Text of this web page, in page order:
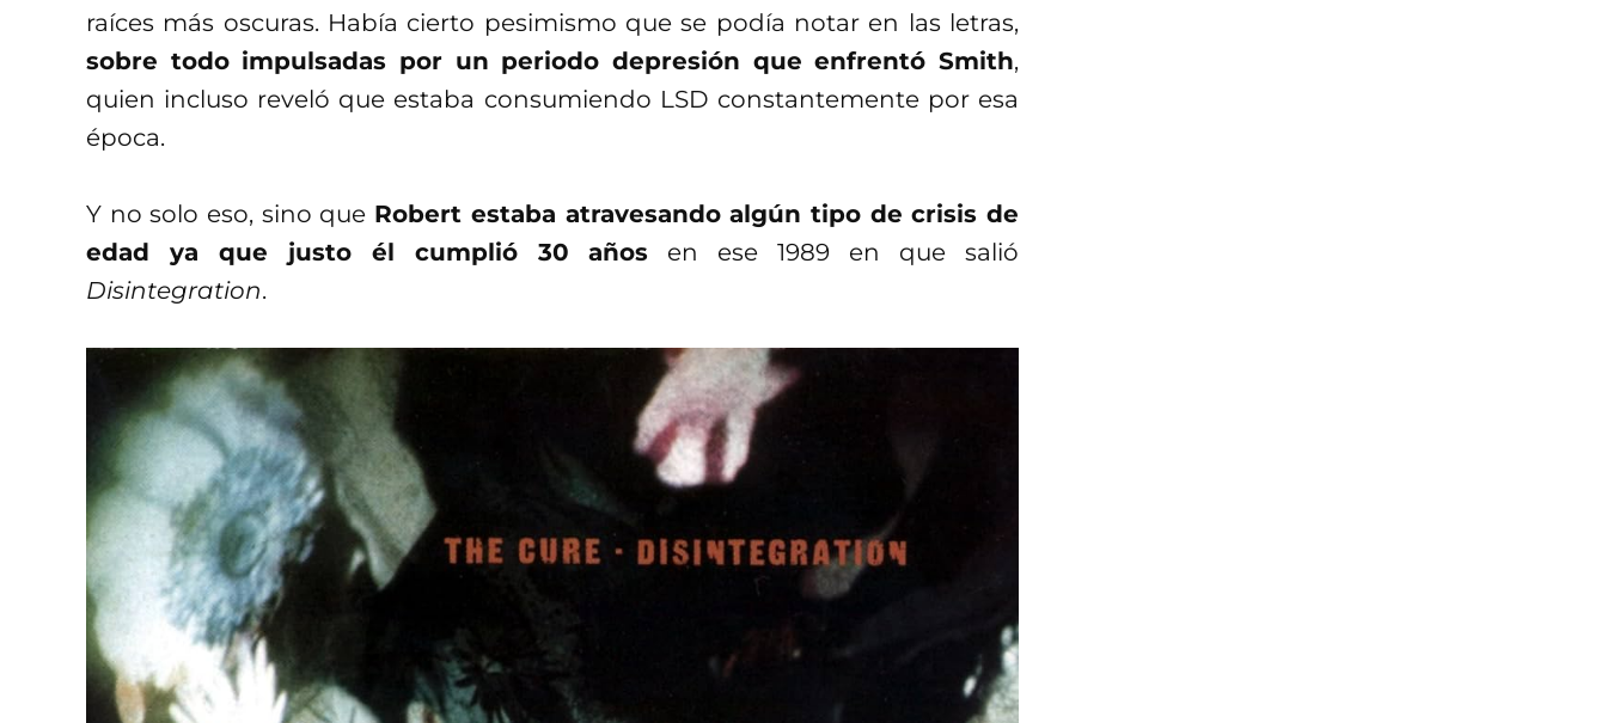
raíces más oscuras. Había cierto pesimismo que se podía notar en las letras,
sobre todo impulsadas por un periodo depresión que enfrentó Smith,
quien incluso reveló que estaba consumiendo LSD constantemente por esa
época.
Y no solo eso, sino que Robert estaba atravesando algún tipo de crisis de
edad ya que justo él cumplió 30 años en ese 1989 en que salió
Disintegration.